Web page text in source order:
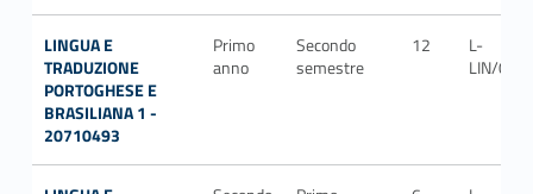
LINGUA E
TRADUZIONE
PORTOGHESE E
BRASILIANA 1 -
20710493
Primo
anno
Secondo
semestre
12
L-
LIN/09